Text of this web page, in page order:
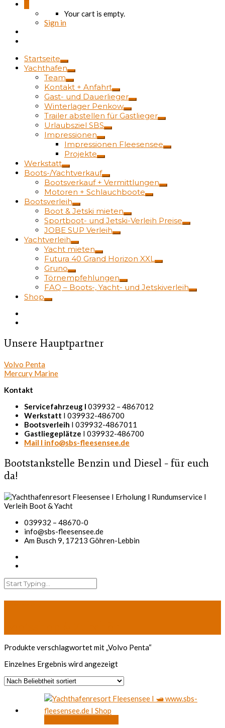
Your cart is empty.
Sign in
Startseite
Yachthafen
Team
Kontakt + Anfahrt
Gast- und Dauerlieger
Winterlager Penkow
Trailer abstellen für Gastlieger
Urlaubsziel SBS
Impressionen
Impressionen Fleesensee
Projekte
Werkstatt
Boots-/Yachtverkauf
Bootsverkauf + Vermittlungen
Motoren + Schlauchboote
Bootsverleih
Boot & Jetski mieten
Sportboot- und Jetski-Verleih Preise
JOBE SUP Verleih
Yachtverleih
Yacht mieten
Futura 40 Grand Horizon XXL
Gruno
Törnempfehlungen
FAQ – Boots-, Yacht- und Jetskiverleih
Shop
Unsere Hauptpartner
Volvo Penta
Mercury Marine
Kontakt
Servicefahrzeug I 039932 – 4867012
Werkstatt I 039932-486700
Bootsverleih I 039932-4867011
Gastliegeplätze I 039932-486700
Mail I info@sbs-fleesensee.de
Bootstankstelle Benzin und Diesel – für euch
da!
039932 – 48670-0
info@sbs-fleesensee.de
Am Busch 9, 17213 Göhren-Lebbin
Produkte verschlagwortet mit „Volvo Penta“
Einzelnes Ergebnis wird angezeigt